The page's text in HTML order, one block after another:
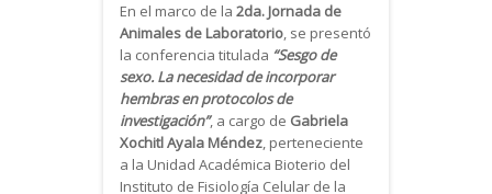
En el marco de la 2da. Jornada de
Animales de Laboratorio, se presentó
la conferencia titulada “Sesgo de
sexo. La necesidad de incorporar
hembras en protocolos de
investigación”, a cargo de Gabriela
Xochitl Ayala Méndez, perteneciente
a la Unidad Académica Bioterio del
Instituto de Fisiología Celular de la